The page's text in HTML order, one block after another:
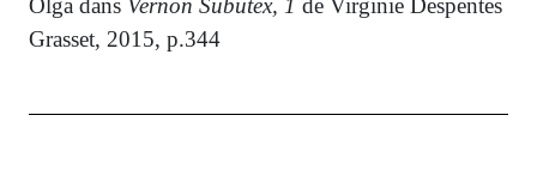
Olga dans Vernon Subutex, 1 de Virginie Despentes
Grasset, 2015, p.344